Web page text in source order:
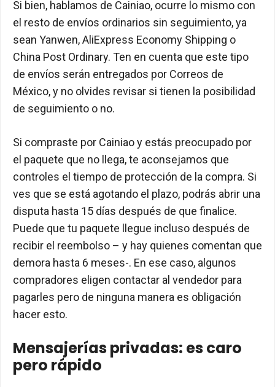
Si bien, hablamos de Cainiao, ocurre lo mismo con
el resto de envíos ordinarios sin seguimiento, ya
sean Yanwen, AliExpress Economy Shipping o
China Post Ordinary. Ten en cuenta que este tipo
de envíos serán entregados por Correos de
México, y no olvides revisar si tienen la posibilidad
de seguimiento o no.
Si compraste por Cainiao y estás preocupado por
el paquete que no llega, te aconsejamos que
controles el tiempo de protección de la compra. Si
ves que se está agotando el plazo, podrás abrir una
disputa hasta 15 días después de que finalice.
Puede que tu paquete llegue incluso después de
recibir el reembolso – y hay quienes comentan que
demora hasta 6 meses-. En ese caso, algunos
compradores eligen contactar al vendedor para
pagarles pero de ninguna manera es obligación
hacer esto.
Mensajerías privadas: es caro
pero rápido